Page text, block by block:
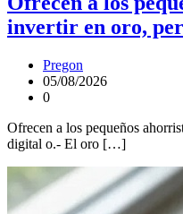
invertir en oro,
Pregon
05/08/2026
0
Ofrecen a los pequeños
digital o.- El oro […]